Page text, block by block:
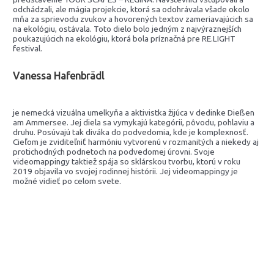
odchádzali, ale mágia projekcie, ktorá sa odohrávala všade okolo
mňa za sprievodu zvukov a hovorených textov zameriavajúcich sa
na ekológiu, ostávala. Toto dielo bolo jedným z najvýraznejších
poukazujúcich na ekológiu, ktorá bola príznačná pre RE.LIGHT
festival.
Vanessa Hafenbrädl
je nemecká vizuálna umelkyňa a aktivistka žijúca v dedinke Dießen
am Ammersee. Jej diela sa vymykajú kategórii, pôvodu, pohlaviu a
druhu. Posúvajú tak diváka do podvedomia, kde je komplexnosť.
Cieľom je zviditeľniť harmóniu vytvorenú v rozmanitých a niekedy aj
protichodných podnetoch na podvedomej úrovni. Svoje
videomappingy taktiež spája so sklárskou tvorbu, ktorú v roku
2019 objavila vo svojej rodinnej histórii. Jej videomappingy je
možné vidieť po celom svete.